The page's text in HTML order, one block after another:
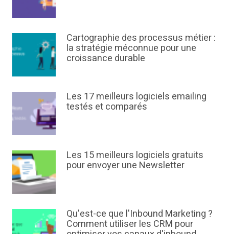
Cartographie des processus métier :
la stratégie méconnue pour une
croissance durable
Les 17 meilleurs logiciels emailing
testés et comparés
Les 15 meilleurs logiciels gratuits
pour envoyer une Newsletter
Qu'est-ce que l'Inbound Marketing ?
Comment utiliser les CRM pour